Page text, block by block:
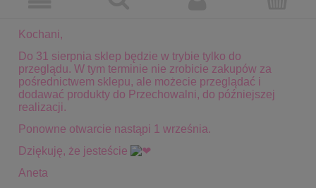
Kochani,
Do 31 sierpnia sklep będzie w trybie tylko do
przeglądu. W tym terminie nie zrobicie zakupów za
pośrednictwem sklepu, ale możecie przeglądać i
dodawać produkty do Przechowalni, do późniejszej
realizacji.
Ponowne otwarcie nastąpi 1 września.
Dziękuję, że jesteście
Aneta